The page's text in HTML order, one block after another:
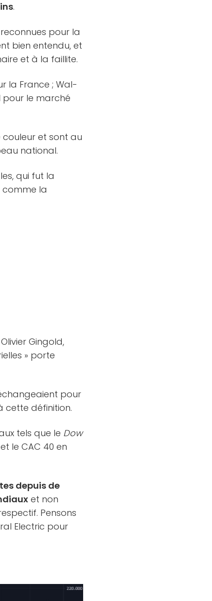
.
pour la
bien entendu, et
et à la faillite.
la France ; Wal-
pour le marché
et sont au
national.
qui fut la
la
Gingold,
» porte
pour
cette définition.
tels que le Dow
le CAC 40 en
depuis de
et non
Pensons
Electric pour